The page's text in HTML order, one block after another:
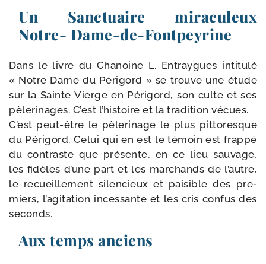
Un Sanctuaire miraculeux
Notre- Dame-de-Fontpeyrine
Dans le livre du Chanoine L. Entraygues inti­tu­lé
« Notre Dame du Périgord » se trouve une étude
sur la Sainte Vierge en Périgord, son culte et ses
pèle­ri­nages. C’est l’his­toire et la tra­di­tion vécues.
C’est peut-​être le pèle­ri­nage le plus pit­to­resque
du Périgord. Celui qui en est le témoin est frap­pé
du contraste que pré­sente, en ce lieu sau­vage,
les fidèles d’une part et les mar­chands de l’autre,
le recueille­ment silen­cieux et pai­sible des pre­
miers, l’a­gi­ta­tion inces­sante et les cris confus des
seconds.
Aux temps anciens